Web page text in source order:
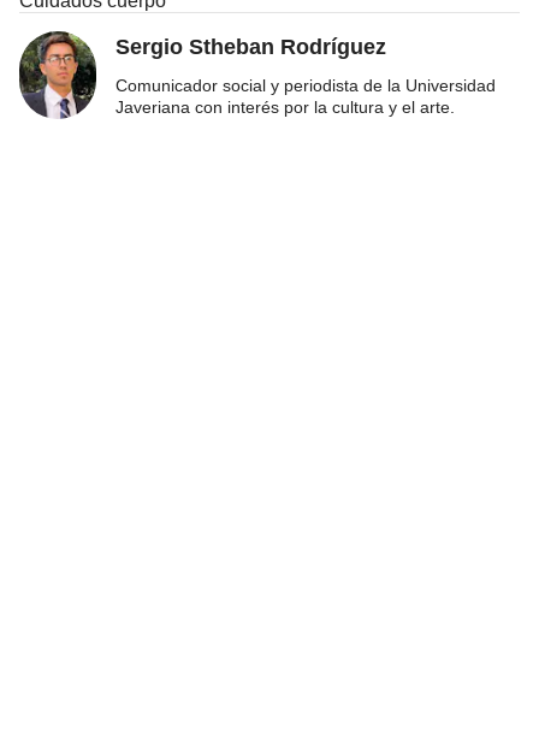
Sergio Stheban Rodríguez
Comunicador social y periodista de la Universidad
Javeriana con interés por la cultura y el arte.